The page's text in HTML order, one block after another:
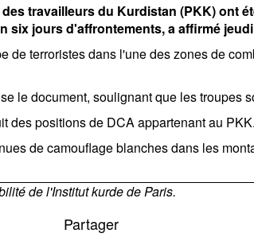
travailleurs du Kurdistan (PKK) ont
six jours d'affrontements, a affirmé
terroristes dans l'une des zones de
le document, soulignant que les troupes
des positions de DCA appartenant au PKK.
de camouflage blanches dans les
de l'Institut kurde de Paris.
Partager